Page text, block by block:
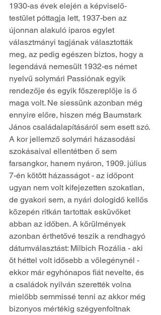
1930-as évek elején a képviselő-
testület póttagja lett, 1937-ben az
újonnan alakuló iparos egylet
választmányi tagjának választották
meg, az pedig egészen biztos, hogy a
legendává nemesült 1932-es német
nyelvű solymári Passiónak egyik
rendezője és egyik főszereplője is ő
maga volt. Ne siessünk azonban még
ennyire előre, hiszen még Baumstark
János családalapításáról sem esett szó.
A kor jellemző solymári házasodási
szokásaival ellentétben ő sem
farsangkor, hanem nyáron, 1909. július
7-én kötött házasságot - az időpont
ugyan nem volt kifejezetten szokatlan,
de gyakori sem, a nyári dologidő kellős
közepén ritkán tartottak esküvőket
abban az időben. A körülmények
azonban érthetővé teszik a rendhagyó
dátumválasztást: Milbich Rozália - aki
öt héttel volt idősebb a vőlegénynél -
ekkor már egyhónapos fiát nevelte, és
a családok nyilván szerették volna
mielőbb semmissé tenni az akkor még
bizonyos mértékig szégyenfoltnak